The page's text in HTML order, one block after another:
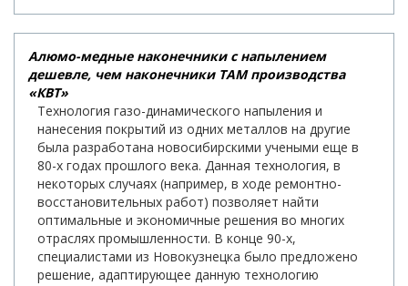
Алюмо-медные наконечники с напылением
дешевле, чем наконечники ТАМ производства
«КВТ»
Технология газо-динамического напыления и
нанесения покрытий из одних металлов на другие
была разработана новосибирскими учеными еще в
80-х годах прошлого века. Данная технология, в
некоторых случаях (например, в ходе ремонтно-
восстановительных работ) позволяет найти
оптимальные и экономичные решения во многих
отраслях промышленности. В конце 90-х,
специалистами из Новокузнецка было предложено
решение, адаптирующее данную технологию